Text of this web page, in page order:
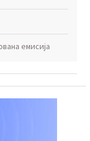
емисија